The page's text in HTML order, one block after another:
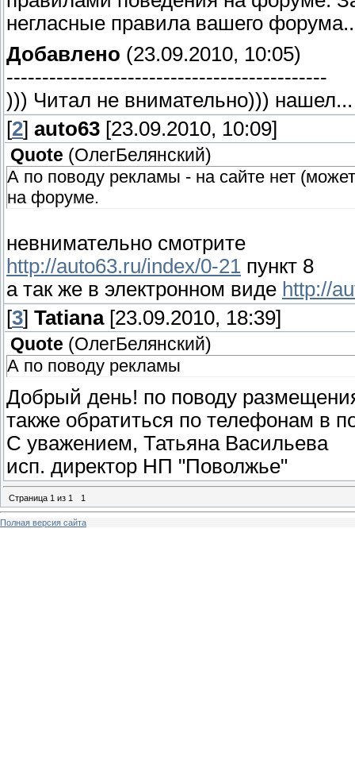
негласные правила вашего
Добавлено (23.09.2010, 10:05)
---------------------------------------------
))) Читал не внимательно))) нашел...
[2] auto63 [23.09.2010, 10:09]
Quote (ОлегБелянский)
А по поводу рекламы - на сайте нет
на форуме.
невнимательно смотрите
http://auto63.ru/index/0-21 пункт 8
а так же в электронном виде http://
[3] Tatiana[23.09.2010, 18:39]
Quote (ОлегБелянский)
А по поводу рекламы
Добрый день! по поводу
также обратиться по телефонам в
С уважением, Татьяна Васильева
исп. директор НП "Поволжье"
Страница 1 из 1 1
Полная версия сайта